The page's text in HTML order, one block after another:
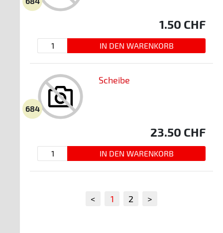
1.50 CHF
684
Scheibe
23.50 CHF
< 1 2 >